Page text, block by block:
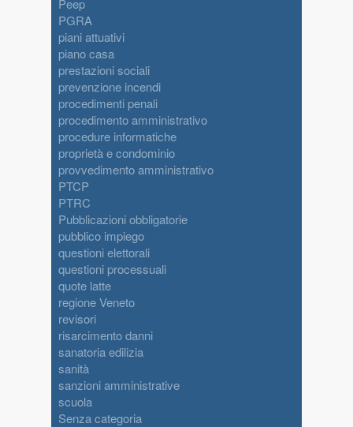
PGRA
piani attuativi
piano casa
prestazioni sociali
prevenzione incendi
procedimenti penali
procedimento amministrativo
procedure informatiche
proprietà e condominio
provvedimento amministrativo
PTCP
PTRC
Pubblicazioni obbligatorie
pubblico impiego
questioni elettorali
questioni processuali
quote latte
regione Veneto
revisori
risarcimento danni
sanatoria edilizia
sanità
sanzioni amministrative
scuola
Senza categoria